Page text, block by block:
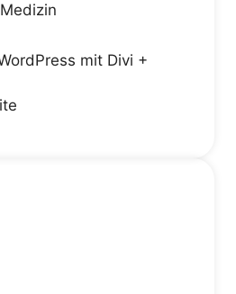
mit Divi +